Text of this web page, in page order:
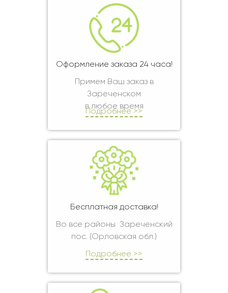
Оформление заказа 24 часа!
Примем Ваш заказ в
Зареченском
в любое время
Подробнее >>
Бесплатная доставка!
Во все районы Зареченский
пос. (Орловская обл.)
Подробнее >>